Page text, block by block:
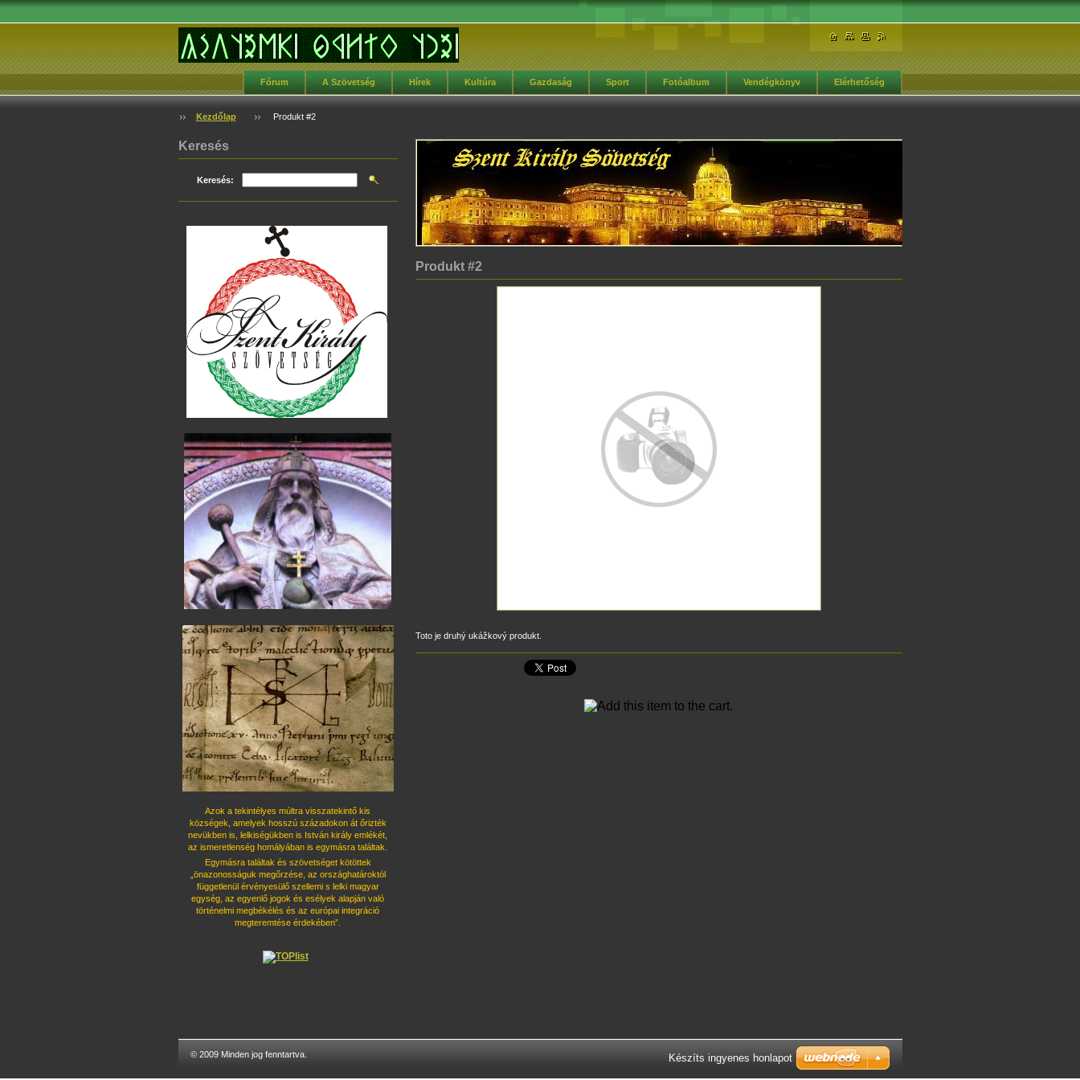
Fórum A Szövetség Hírek Kultúra Gazdaság Sport Fotóalbum Vendégkönyv Elérhetőség
Kezdőlap Produkt #2
Produkt #2
Toto je druhý ukážkový produkt.
Keresés
Keresés:
Azok a tekintélyes múltra visszatekintő kis
községek, amelyek hosszú századokon át őrizték
nevükben is, lelkiségükben is István király emlékét,
az ismeretlenség homályában is egymásra találtak.
Egymásra találtak és szövetséget kötöttek
„önazonosságuk megőrzése, az országhatároktól
függetlenül érvényesülő szellemi s lelki magyar
egység, az egyenlő jogok és esélyek alapján való
történelmi megbékélés és az európai integráció
megteremtése érdekében”.
© 2009 Minden jog fenntartva. Készíts ingyenes honlapot